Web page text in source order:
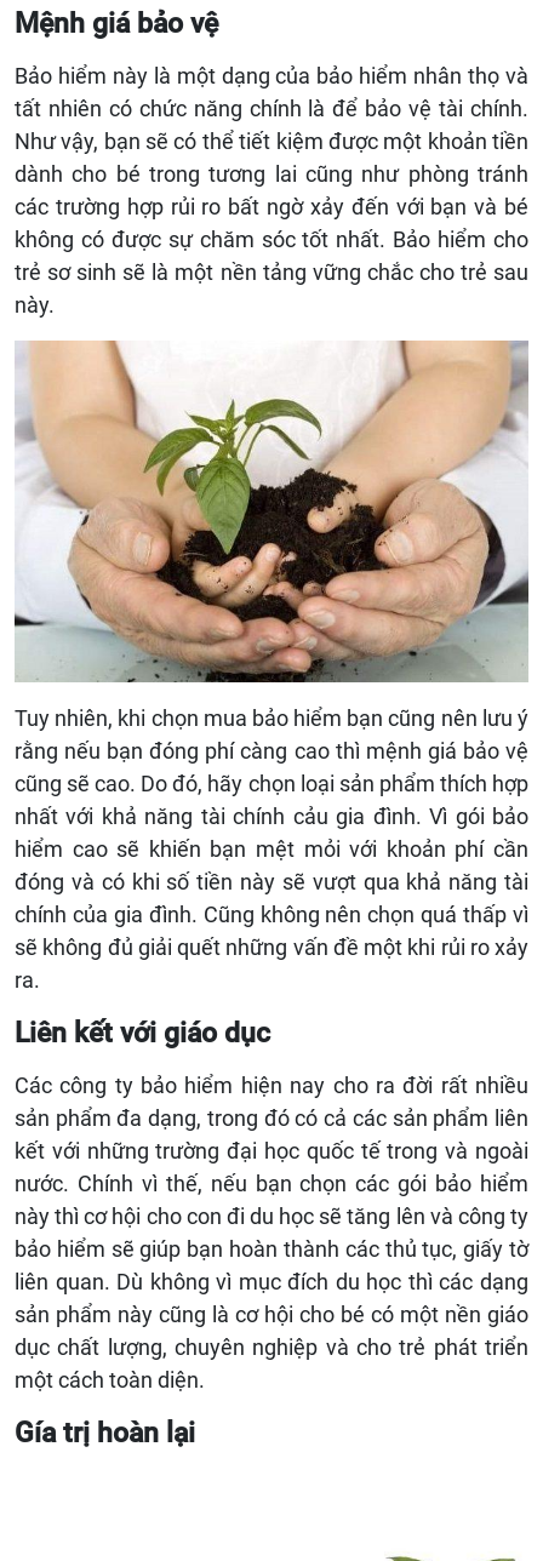
Mệnh giá bảo vệ
Bảo hiểm này là một dạng của bảo hiểm nhân thọ và
tất nhiên có chức năng chính là để bảo vệ tài chính.
Như vậy, bạn sẽ có thể tiết kiệm được một khoản tiền
dành cho bé trong tương lai cũng như phòng tránh
các trường hợp rủi ro bất ngờ xảy đến với bạn và bé
không có được sự chăm sóc tốt nhất. Bảo hiểm cho
trẻ sơ sinh sẽ là một nền tảng vững chắc cho trẻ sau
này.
Tuy nhiên, khi chọn mua bảo hiểm bạn cũng nên lưu ý
rằng nếu bạn đóng phí càng cao thì mệnh giá bảo vệ
cũng sẽ cao. Do đó, hãy chọn loại sản phẩm thích hợp
nhất với khả năng tài chính cảu gia đình. Vì gói bảo
hiểm cao sẽ khiến bạn mệt mỏi với khoản phí cần
đóng và có khi số tiền này sẽ vượt qua khả năng tài
chính của gia đình. Cũng không nên chọn quá thấp vì
sẽ không đủ giải quết những vấn đề một khi rủi ro xảy
ra.
Liên kết với giáo dục
Các công ty bảo hiểm hiện nay cho ra đời rất nhiều
sản phẩm đa dạng, trong đó có cả các sản phẩm liên
kết với những trường đại học quốc tế trong và ngoài
nước. Chính vì thế, nếu bạn chọn các gói bảo hiểm
này thì cơ hội cho con đi du học sẽ tăng lên và công ty
bảo hiểm sẽ giúp bạn hoàn thành các thủ tục, giấy tờ
liên quan. Dù không vì mục đích du học thì các dạng
sản phẩm này cũng là cơ hội cho bé có một nền giáo
dục chất lượng, chuyên nghiệp và cho trẻ phát triển
một cách toàn diện.
Gía trị hoàn lại